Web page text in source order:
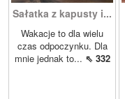
Sałatka z kapusty i...
Wakacje to dla wielu
czas odpoczynku. Dla
mnie jednak to... ⇖ 332